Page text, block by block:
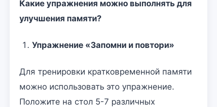
Какие упражнения можно выполнять для
улучшения памяти?
Упражнение «Запомни и повтори»
Для тренировки кратковременной памяти
можно использовать это упражнение.
Положите на стол 5-7 различных